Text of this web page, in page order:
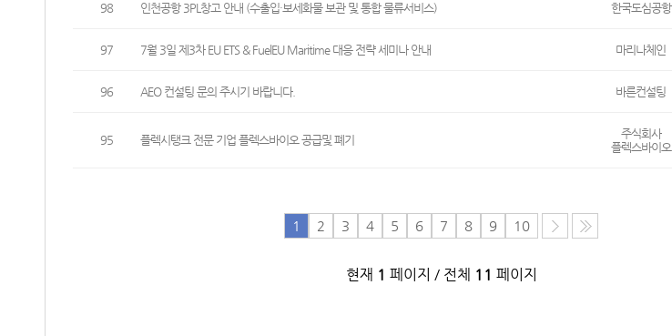
98 인천공항 3PL창고 안내 (수출입·보세화물 보관 및 통합 물류서비스) 한국도심공항
97 7월 3일 제3차 EU ETS & FuelEU Maritime 대응 전략 세미나 안내 마리나체인
96 AEO 컨설팅 문의 주시기 바랍니다. 바른컨설팅
95 플렉시탱크 전문 기업 플렉스바이오 공급및 폐기
주식회사
플렉스바이오
1 2 3 4 5 6 7 8 9 10
현재 1 페이지 / 전체 11 페이지